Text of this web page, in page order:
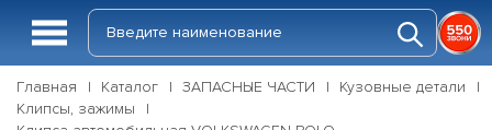
Главная Каталог ЗАПАСНЫЕ ЧАСТИ
Кузовные детали
Клипсы, зажимы